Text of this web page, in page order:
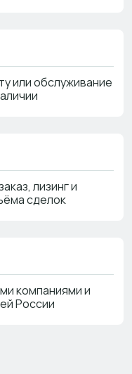
или обслуживание
лизинг и
сделок
компаниями и
России